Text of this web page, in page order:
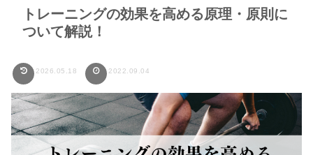
トレーニングの効果を高める原理・原則に
ついて解説！
2026.05.18 2022.09.04